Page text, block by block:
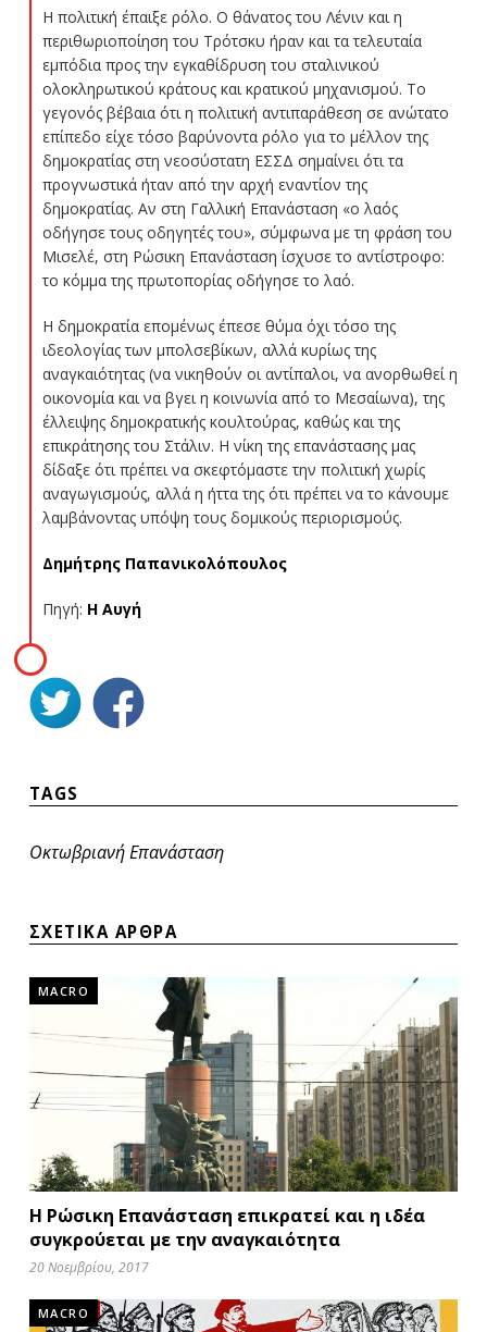
Η πολιτική έπαιξε ρόλο. Ο θάνατος του Λένιν και η
περιθωριοποίηση του Τρότσκυ ήραν και τα τελευταία
εμπόδια προς την εγκαθίδρυση του σταλινικού
ολοκληρωτικού κράτους και κρατικού μηχανισμού. Το
γεγονός βέβαια ότι η πολιτική αντιπαράθεση σε ανώτατο
επίπεδο είχε τόσο βαρύνοντα ρόλο για το μέλλον της
δημοκρατίας στη νεοσύστατη ΕΣΣΔ σημαίνει ότι τα
προγνωστικά ήταν από την αρχή εναντίον της
δημοκρατίας. Αν στη Γαλλική Επανάσταση «ο λαός
οδήγησε τους οδηγητές του», σύμφωνα με τη φράση του
Μισελέ, στη Ρώσικη Επανάσταση ίσχυσε το αντίστροφο:
το κόμμα της πρωτοπορίας οδήγησε το λαό.
Η δημοκρατία επομένως έπεσε θύμα όχι τόσο της
ιδεολογίας των μπολσεβίκων, αλλά κυρίως της
αναγκαιότητας (να νικηθούν οι αντίπαλοι, να ανορθωθεί η
οικονομία και να βγει η κοινωνία από το Μεσαίωνα), της
έλλειψης δημοκρατικής κουλτούρας, καθώς και της
επικράτησης του Στάλιν. Η νίκη της επανάστασης μας
δίδαξε ότι πρέπει να σκεφτόμαστε την πολιτική χωρίς
αναγωγισμούς, αλλά η ήττα της ότι πρέπει να το κάνουμε
λαμβάνοντας υπόψη τους δομικούς περιορισμούς.
Δημήτρης Παπανικολόπουλος
Πηγή: Η Αυγή
TAGS
Οκτωβριανή Επανάσταση
ΣΧΕΤΙΚΑ ΑΡΘΡΑ
MACRO
Η Ρώσικη Επανάσταση επικρατεί και η ιδέα
συγκρούεται με την αναγκαιότητα
20 Νοεμβρίου, 2017
MACRO